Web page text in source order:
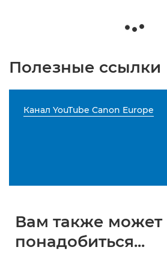
Полезные ссылки
Канал YouTube Canon Europe
Вам также может
понадобиться...